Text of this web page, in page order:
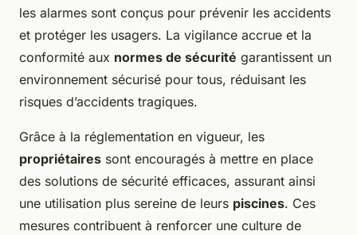
les alarmes sont conçus pour prévenir les accidents
et protéger les usagers. La vigilance accrue et la
conformité aux normes de sécurité garantissent un
environnement sécurisé pour tous, réduisant les
risques d’accidents tragiques.
Grâce à la réglementation en vigueur, les
propriétaires sont encouragés à mettre en place
des solutions de sécurité efficaces, assurant ainsi
une utilisation plus sereine de leurs piscines. Ces
mesures contribuent à renforcer une culture de